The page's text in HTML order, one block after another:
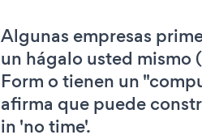
Algunas empresas
un hágalo usted mismo
Form o tienen un
afirma que puede
in 'no time'.